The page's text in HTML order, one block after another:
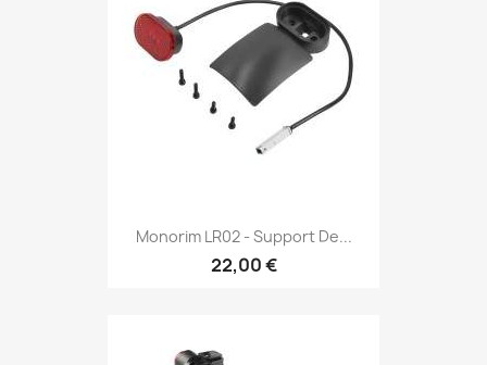
Monorim LR02 - Support De...
22,00 €